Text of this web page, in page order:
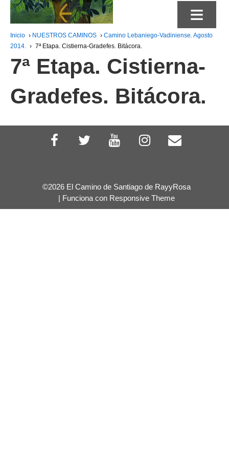
≡
Inicio › NUESTROS CAMINOS › Camino Lebaniego-Vadiniense. Agosto
2014. › 7ª Etapa. Cistierna-Gradefes. Bitácora.
7ª Etapa. Cistierna-
Gradefes. Bitácora.
©2026 El Camino de Santiago de RayyRosa
| Funciona con Responsive Theme